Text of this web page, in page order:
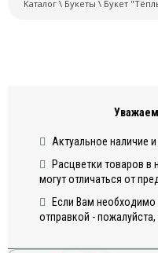
Каталог \ Букеты \ Букет
Актуальное наличие
Расцветки товаров в
могут отличаться от
Если Вам необходимо
отправкой -